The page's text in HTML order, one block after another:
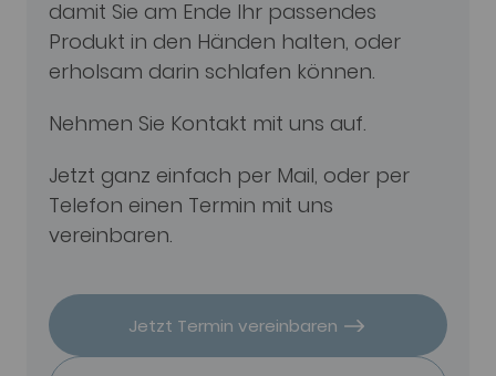
damit Sie am Ende Ihr passendes
Produkt in den Händen halten, oder
erholsam darin schlafen können.
Nehmen Sie Kontakt mit uns auf.
Jetzt ganz einfach per Mail, oder per
Telefon einen Termin mit uns
vereinbaren.
Jetzt Termin vereinbaren